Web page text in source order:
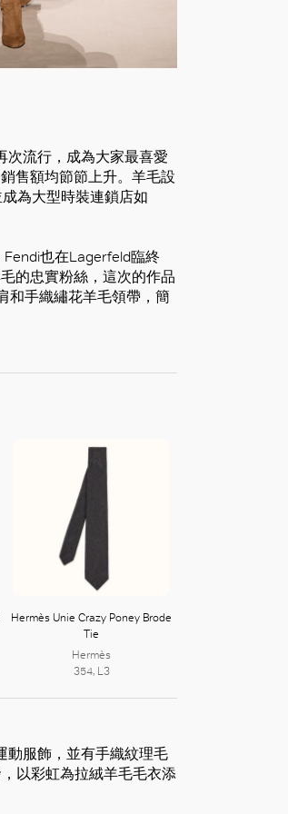
流行，成為大家最喜愛
售額均節節上升。羊毛設
為大型時裝連鎖店如
也在Lagerfeld臨終
的忠實粉絲，這次的作品
和手織繡花羊毛領帶，簡
Hermès Unie Crazy Poney Brode
Tie
Hermès
354, L3
動服飾，並有手織紋理毛
以彩虹為拉絨羊毛毛衣添